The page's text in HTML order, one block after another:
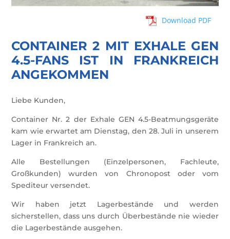
Download PDF
CONTAINER 2 MIT EXHALE GEN
4.5-FANS IST IN FRANKREICH
ANGEKOMMEN
Liebe Kunden,
Container Nr. 2 der Exhale GEN 4.5-Beatmungsgeräte
kam wie erwartet am Dienstag, den 28. Juli in unserem
Lager in Frankreich an.
Alle Bestellungen (Einzelpersonen, Fachleute,
Großkunden) wurden von Chronopost oder vom
Spediteur versendet.
Wir haben jetzt Lagerbestände und werden
sicherstellen, dass uns durch Überbestände nie wieder
die Lagerbestände ausgehen.